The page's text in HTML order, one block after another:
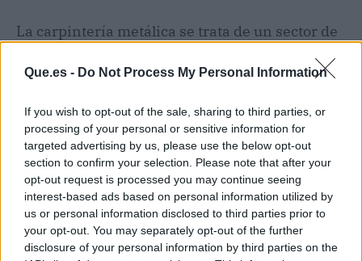
Que.es - Do Not Process My Personal Information
If you wish to opt-out of the sale, sharing to third parties, or
processing of your personal or sensitive information for
targeted advertising by us, please use the below opt-out
section to confirm your selection. Please note that after your
opt-out request is processed you may continue seeing
interest-based ads based on personal information utilized by
us or personal information disclosed to third parties prior to
your opt-out. You may separately opt-out of the further
disclosure of your personal information by third parties on the
La carpintería metálica se trata de un sector de
negocio en la actualidad. La durabilidad de los
materiales y procesos son dos de las ventajas
que atraen a cada vez más empresas a
encontrar una carpintería metálica de
confianza.